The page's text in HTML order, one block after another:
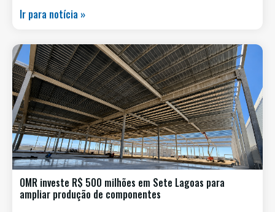
Ir para notícia »
OMR investe R$ 500 milhões em Sete Lagoas para
ampliar produção de componentes